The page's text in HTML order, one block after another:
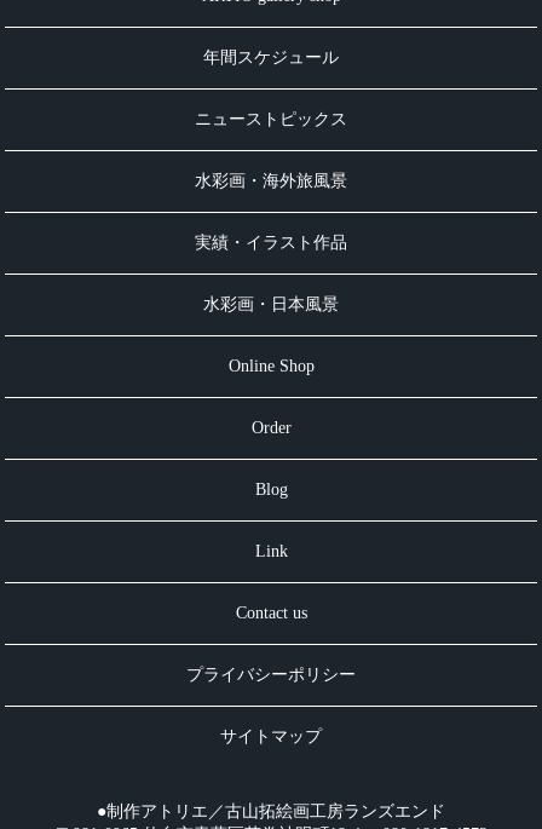
年間スケジュール
ニューストピックス
水彩画・海外旅風景
実績・イラスト作品
水彩画・日本風景
Online Shop
Order
Blog
Link
Contact us
プライバシーポリシー
サイトマップ
●制作アトリエ／古山拓絵画工房ランズエンド